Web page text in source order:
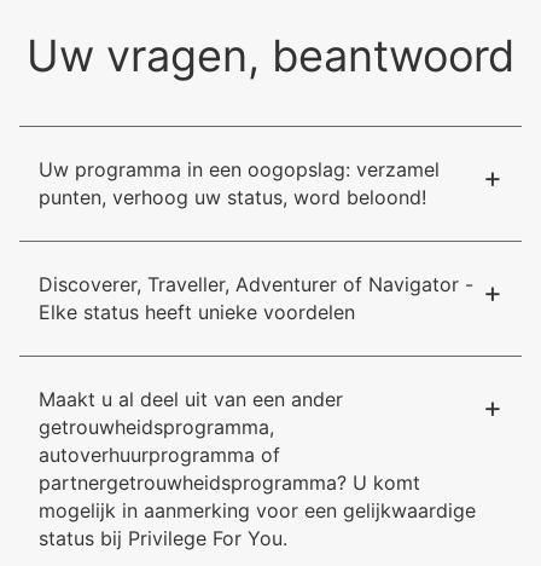
Uw vragen, beantwoord
Uw programma in een oogopslag: verzamel
punten, verhoog uw status, word beloond!
+
Discoverer, Traveller, Adventurer of Navigator -
Elke status heeft unieke voordelen
+
Maakt u al deel uit van een ander
getrouwheidsprogramma,
autoverhuurprogramma of
partnergetrouwheidsprogramma? U komt
mogelijk in aanmerking voor een gelijkwaardige
status bij Privilege For You.
+